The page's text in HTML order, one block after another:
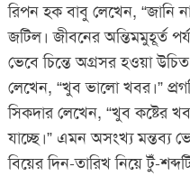
রিপন হক বাবু লেখেন, “জানি
জটিল। জীবনের অন্তিমমুহূর্ত
ভেবে চিন্তে অগ্রসর হওয়া
লেখেন, “খুব ভালো খবর।”
সিকদার লেখেন, “খুব কষ্টের
যাচ্ছে।” এমন অসংখ্য মন্তব্য
বিয়ের দিন-তারিখ নিয়ে টুঁ-